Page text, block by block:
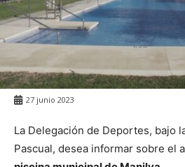
27 junio 2023
La Delegación de Deportes, bajo
Pascual, desea informar sobre el